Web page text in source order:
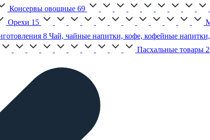
Консервы овощные 69
Орехи 15
8 Чай, чайные напитки, кофе, кофейные
Пасхальные товары 2